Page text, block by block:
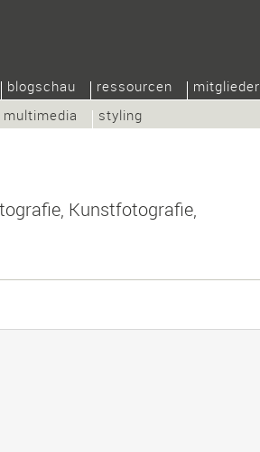
multimedia styling
blogschau ressourcen mitglieder
Kunstfotografie,